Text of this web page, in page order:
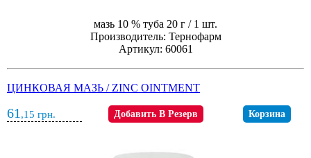
мазь 10 % туба 20 г / 1 шт.
Производитель: Тернофарм
Артикул: 60061
ЦИНКОВАЯ МАЗЬ / ZINC OINTMENT
61 ,15 грн. Добавить В Резерв Корзина